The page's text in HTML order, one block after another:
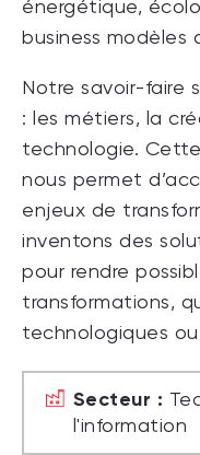
énergétique,
business modèles
Notre savoir-faire
: les métiers, la
technologie.
nous permet
enjeux de
inventons des
pour rendre
transformations,
technologiques
Secteur :
l'information